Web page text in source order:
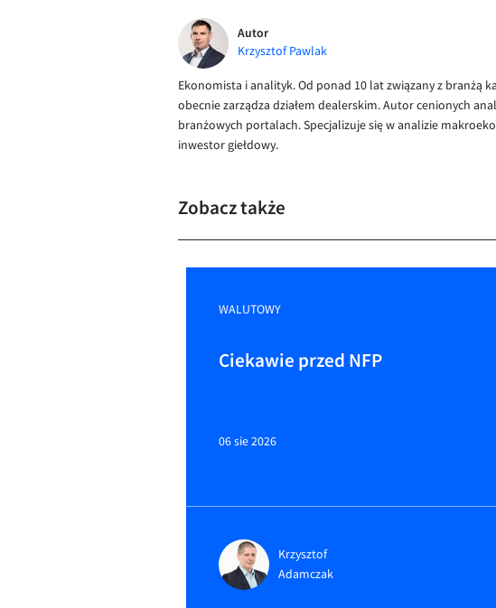
Autor
Krzysztof Pawlak
Ekonomista i analityk. Od ponad 10 lat związany z branżą
obecnie zarządza działem dealerskim. Autor cenionych
branżowych portalach. Specjalizuje się w analizie
inwestor giełdowy.
Zobacz także
WALUTOWY
Ciekawie przed NFP
06 sie 2026
Krzysztof
Adamczak